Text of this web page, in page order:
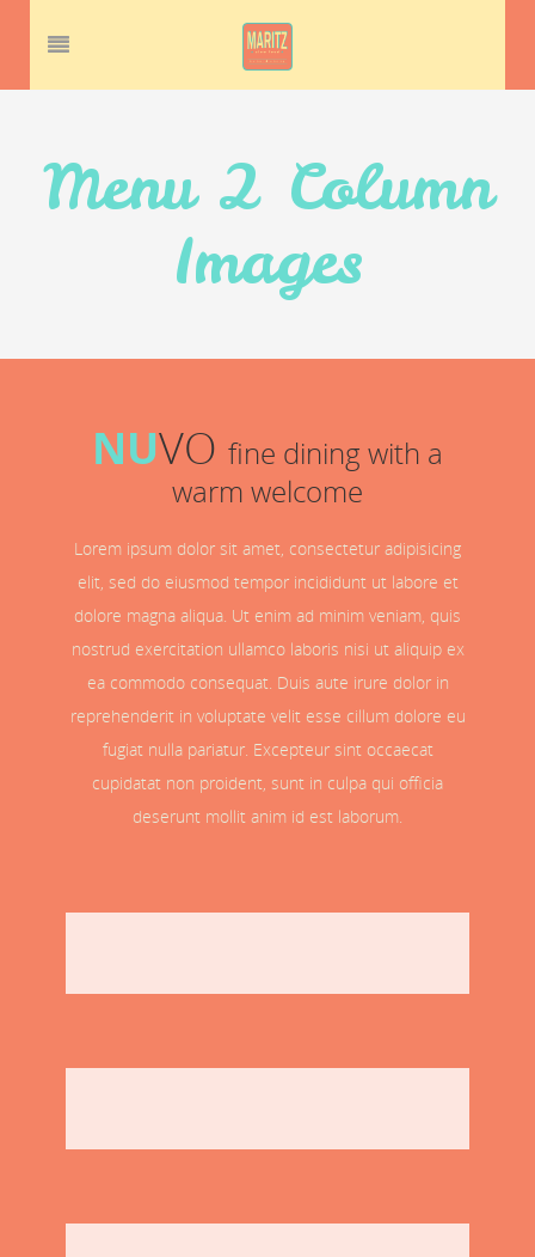
Menu 2 Column
Images
NUVO fine dining with a
warm welcome
Lorem ipsum dolor sit amet, consectetur adipisicing
elit, sed do eiusmod tempor incididunt ut labore et
dolore magna aliqua. Ut enim ad minim veniam, quis
nostrud exercitation ullamco laboris nisi ut aliquip ex
ea commodo consequat. Duis aute irure dolor in
reprehenderit in voluptate velit esse cillum dolore eu
fugiat nulla pariatur. Excepteur sint occaecat
cupidatat non proident, sunt in culpa qui officia
deserunt mollit anim id est laborum.